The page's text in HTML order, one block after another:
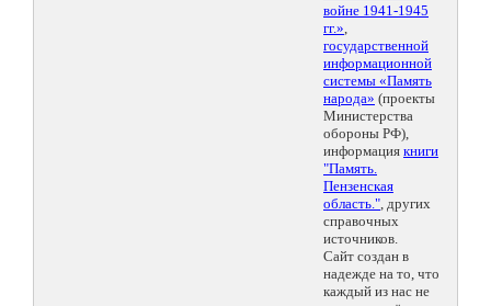
войне 1941-1945
гг.»,
государственной
информационной
системы «Память
народа» (проекты
Министерства
обороны РФ),
информация книги
"Память.
Пензенская
область.", других
справочных
источников.
Сайт создан в
надежде на то, что
каждый из нас не